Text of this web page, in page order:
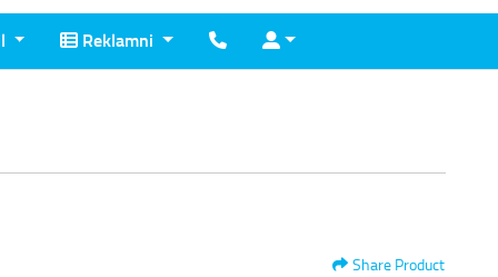
Reklamni
Reklamni KontaktPrijava
Share Product